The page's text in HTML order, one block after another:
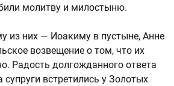
молитву и милостыню.
из них — Иоакиму в пустыне, Анне
возвещение о том, что их
Радость долгожданного ответа
супруги встретились у Золотых